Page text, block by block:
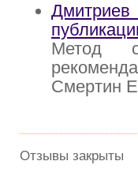
Метод
Смертин
Отзывы закрыты